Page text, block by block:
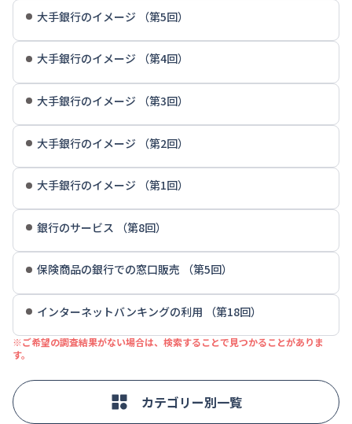
大手銀行のイメージ （第5回）
大手銀行のイメージ （第4回）
大手銀行のイメージ （第3回）
大手銀行のイメージ （第2回）
大手銀行のイメージ （第1回）
銀行のサービス （第8回）
保険商品の銀行での窓口販売 （第5回）
インターネットバンキングの利用 （第18回）
※ご希望の調査結果がない場合は、検索することで見つかることがありま
す。
カテゴリー別一覧